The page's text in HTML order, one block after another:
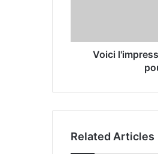
r
Voici
Related Articles